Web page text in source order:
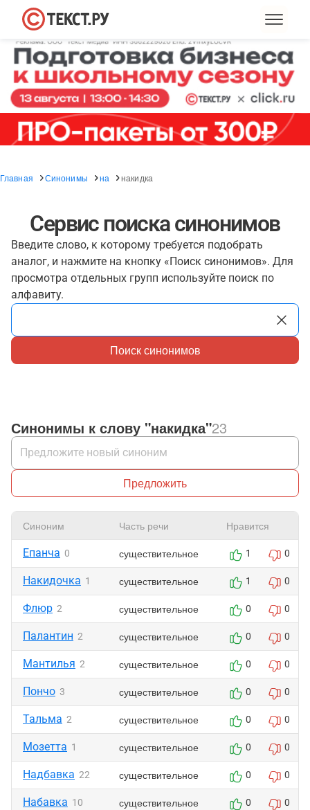
Главная Синонимы на накидка
Сервис поиска синонимов
Введите слово, к которому требуется подобрать
аналог, и нажмите на кнопку «Поиск синонимов». Для
просмотра отдельных групп используйте поиск по
алфавиту.
Поиск синонимов
Синонимы к слову "накидка"23
Предложить
Синоним Часть речи Нравится
Епанча 0 существительное 1 0
Накидочка 1 существительное 1 0
Флюр 2 существительное 0 0
Палантин 2 существительное 0 0
Мантилья 2 существительное 0 0
Пончо 3 существительное 0 0
Тальма 2 существительное 0 0
Мозетта 1 существительное 0 0
Надбавка 22 существительное 0 0
Набавка 10 существительное 0 0